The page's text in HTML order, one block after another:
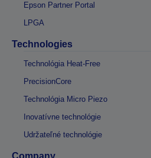
Epson Partner Portal
LPGA
Technologies
Technológia Heat-Free
PrecisionCore
Technológia Micro Piezo
Inovatívne technológie
Udržateľné technológie
Company